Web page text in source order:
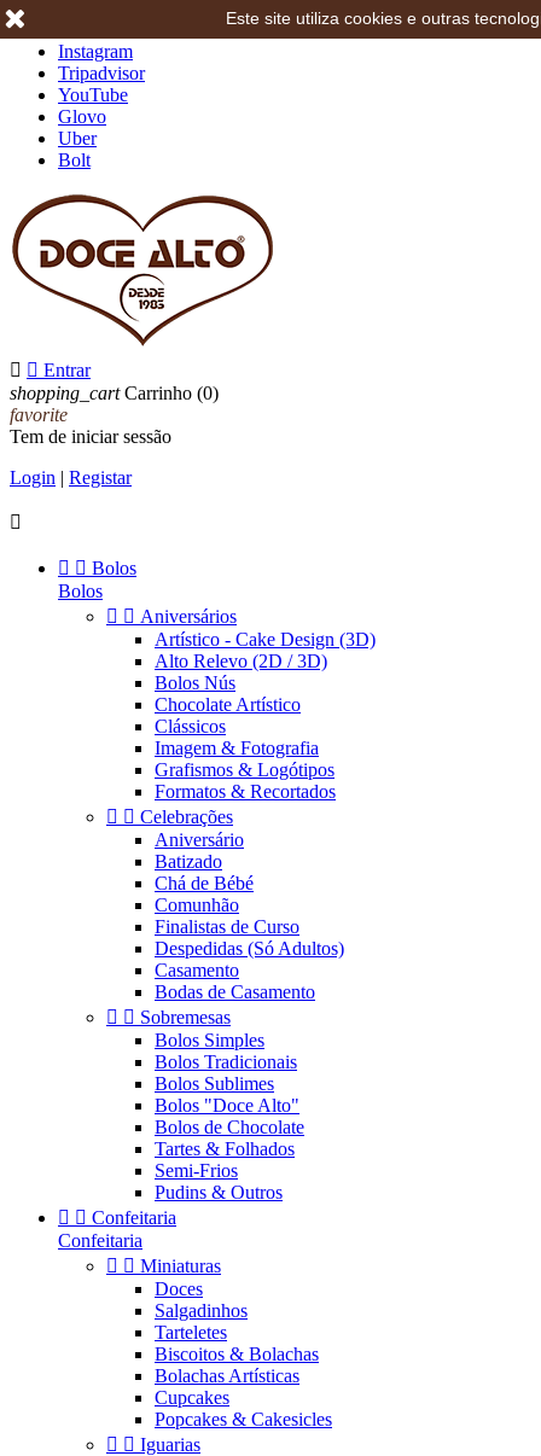
Instagram
Tripadvisor
YouTube
Glovo
Uber
Bolt
  Entrar
shopping_cart Carrinho (0)
favorite
Tem de iniciar sessão
Login | Registar

  Bolos
Bolos
  Aniversários
Artístico - Cake Design (3D)
Alto Relevo (2D / 3D)
Bolos Nús
Chocolate Artístico
Clássicos
Imagem & Fotografia
Grafismos & Logótipos
Formatos & Recortados
  Celebrações
Aniversário
Batizado
Chá de Bébé
Comunhão
Finalistas de Curso
Despedidas (Só Adultos)
Casamento
Bodas de Casamento
  Sobremesas
Bolos Simples
Bolos Tradicionais
Bolos Sublimes
Bolos "Doce Alto"
Bolos de Chocolate
Tartes & Folhados
Semi-Frios
Pudins & Outros
  Confeitaria
Confeitaria
  Miniaturas
Doces
Salgadinhos
Tarteletes
Biscoitos & Bolachas
Bolachas Artísticas
Cupcakes
Popcakes & Cakesicles
  Iguarias
Este site utiliza cookies e outras